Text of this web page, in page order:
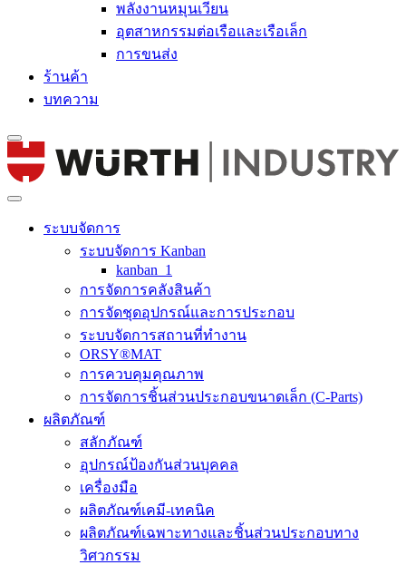
พลังงานหมุนเวียน
อุตสาหกรรมต่อเรือและเรือเล็ก
การขนส่ง
ร้านค้า
บทความ
ระบบจัดการ
ระบบจัดการ Kanban
kanban_1
การจัดการคลังสินค้า
การจัดชุดอุปกรณ์และการประกอบ
ระบบจัดการสถานที่ทำงาน
ORSY®MAT
การควบคุมคุณภาพ
การจัดการชิ้นส่วนประกอบขนาดเล็ก (C-Parts)
ผลิตภัณฑ์
สลักภัณฑ์
อุปกรณ์ป้องกันส่วนบุคคล
เครื่องมือ
ผลิตภัณฑ์เคมี-เทคนิค
ผลิตภัณฑ์เฉพาะทางและชิ้นส่วนประกอบทาง
วิศวกรรม